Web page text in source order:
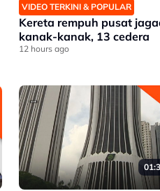
VIDEO TERKINI & POPULAR
Kereta rempuh pusat
kanak-kanak, 13 cedera
12 hours ago